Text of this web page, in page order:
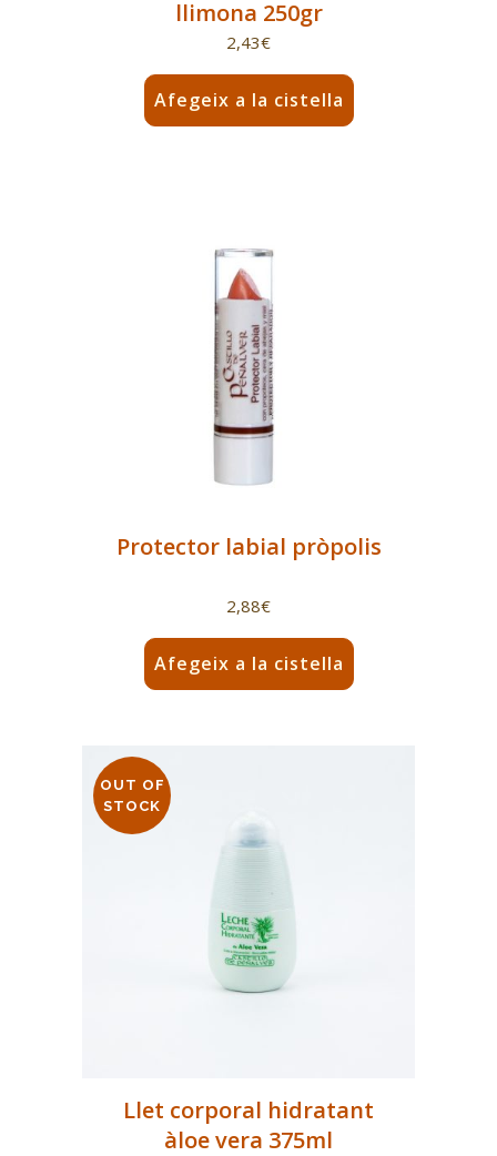
llimona 250gr
2,43€
Afegeix a la cistella
Protector labial pròpolis
2,88€
Afegeix a la cistella
Llet corporal hidratant
àloe vera 375ml
OUT OF
STOCK